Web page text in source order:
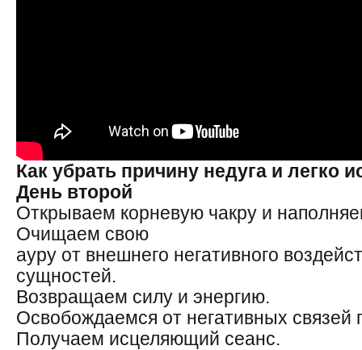
Как убрать причину недуга и легко
День второй
Открываем корневую чакру и
Очищаем свою
ауру от внешнего негативного
сущностей.
Возвращаем силу и энергию.
Освобождаемся от негативных связей
Получаем исцеляющий сеанс.